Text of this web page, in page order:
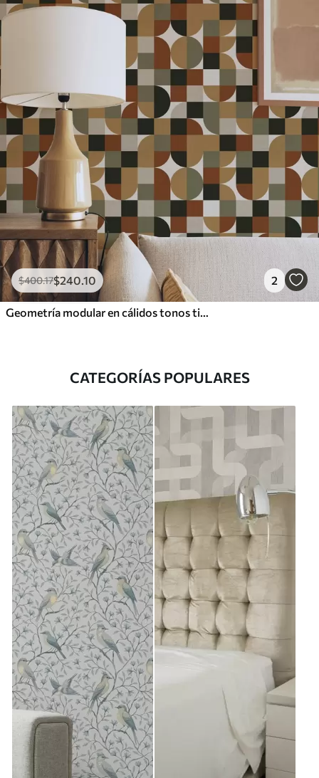
$400.17$240.10 2
Geometría modular en cálidos tonos tierra
CATEGORÍAS POPULARES